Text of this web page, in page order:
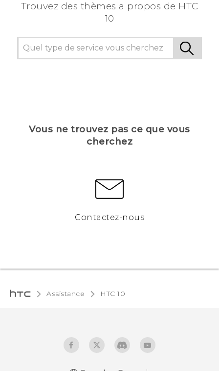
Trouvez des thèmes a propos de HTC
10
Vous ne trouvez pas ce que vous
cherchez
Contactez-nous
Assistance HTC 10‎